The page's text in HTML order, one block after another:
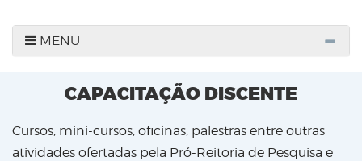
MENU
CAPACITAÇÃO DISCENTE
Cursos, mini-cursos, oficinas, palestras entre outras
atividades ofertadas pela Pró-Reitoria de Pesquisa e